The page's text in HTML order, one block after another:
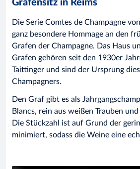
Grafensitz in Reims
Die Serie Comtes de Champagne
ganz besondere Hommage an den
Grafen der Champagne. Das Haus
Grafen gehören seit den 1930er
Taittinger und sind der Ursprung
Champagners.
Den Graf gibt es als
Blancs, rein aus weißen Trauben
Die Stückzahl ist auf Grund der
minimiert, sodass die Weine eine